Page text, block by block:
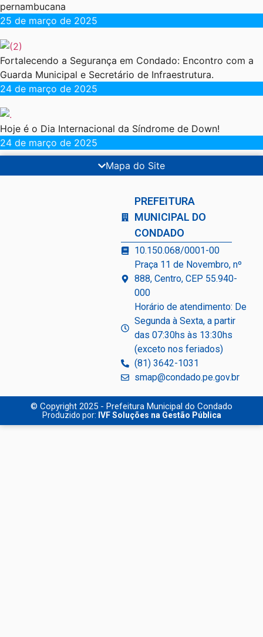
pernambucana
25 de março de 2025
Fortalecendo a Segurança em Condado: Encontro com a
Guarda Municipal e Secretário de Infraestrutura.
24 de março de 2025
Hoje é o Dia Internacional da Síndrome de Down!
24 de março de 2025
Mapa do Site
PREFEITURA
MUNICIPAL DO
CONDADO
10.150.068/0001-00
Praça 11 de Novembro, nº
888, Centro, CEP 55.940-
000
Horário de atendimento: De
Segunda à Sexta, a partir
das 07:30hs às 13:30hs
(exceto nos feriados)
(81) 3642-1031
smap@condado.pe.gov.br
© Copyright 2025 - Prefeitura Municipal do Condado
Produzido por: IVF Soluções na Gestão Pública